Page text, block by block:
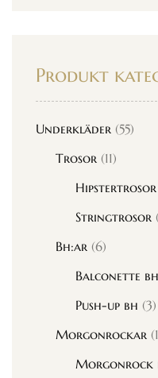
Produkt
Underkläder (55)
Trosor (11)
Hipstertrosor
Stringtrosor
Bh:ar (6)
Balconette bh
Push-up bh (3)
Morgonrockar
Morgonrock